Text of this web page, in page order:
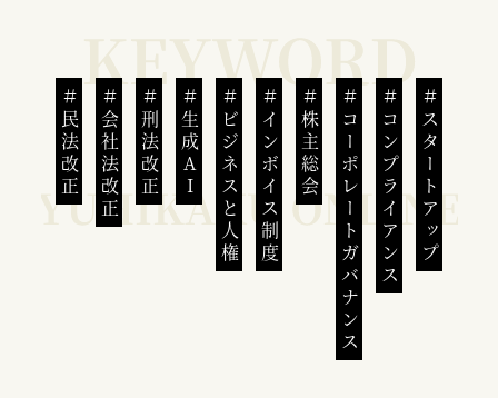
民法改正 会社法改正 刑法改正 生成AI ビジネスと人権インボイス制度 株主総会 コーポレートガバナンスコンプライアンススタートアップ